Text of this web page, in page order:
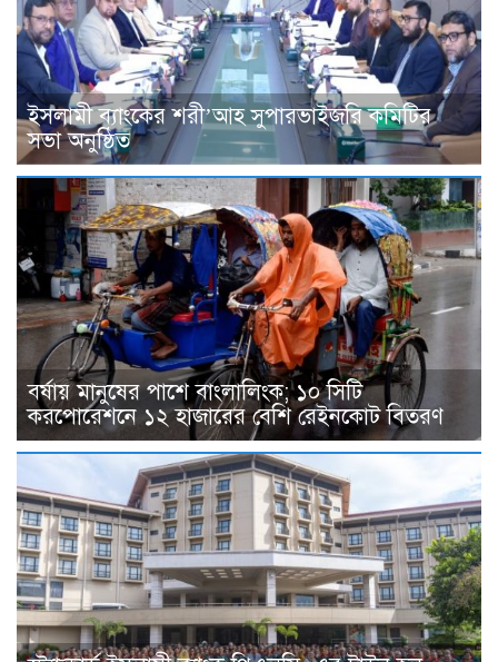
ইসলামী ব্যাংকের শরী’আহ সুপারভাইজরি কমিটির
সভা অনুষ্ঠিত
বর্ষায় মানুষের পাশে বাংলালিংক; ১০ সিটি
করপোরেশনে ১২ হাজারের বেশি রেইনকোট বিতরণ